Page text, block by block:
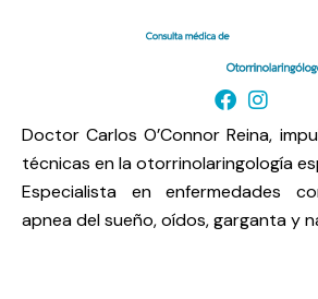
Doctor Carlos O’Connor Reina,
técnicas en la otorrinolaringología
Especialista en enfermedades
apnea del sueño, oídos, garganta y